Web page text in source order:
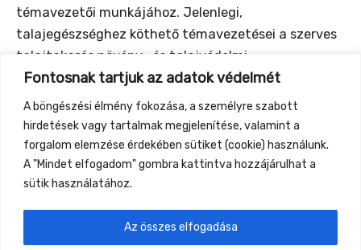
Fontosnak tartjuk az adatok védelmét
A böngészési élmény fokozása, a személyre szabott
hirdetések vagy tartalmak megjelenítése, valamint a
forgalom elemzése érdekében sütiket (cookie) használunk.
A "Mindet elfogadom" gombra kattintva hozzájárulhat a
sütik használatához.
Az összes elfogadása
témavezetői munkájához. Jelenlegi,
talajegészséghez köthető témavezetései a szerves
talajtakarás növény- és talajvédelmi
vonatkozásainak, a trágyapelletek felhasználási
lehetőségeinek, valamint a komposzt-alapú
tőzeghelyettesítésnek a feltérképezéséhez
kapcsolódnak.
Previous Event